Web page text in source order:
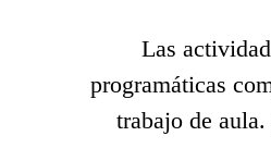
Las
programáticas
trabajo de aula.